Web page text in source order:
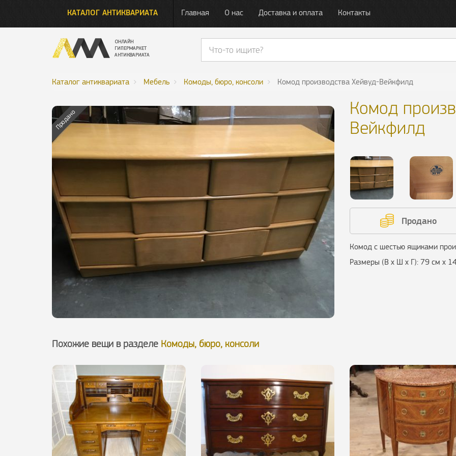
КАТАЛОГ АНТИКВАРИАТА Главная О нас Доставка и оплата Контакты
Каталог антиквариата Мебель Комоды, бюро, консоли Комод производства Хейвуд-Вейкфилд
Продано
Комод
Вейкфилд
Продано
Комод с шестью ящиками
Размеры (В х Ш х Г): 79 см х
Похожие вещи в разделе Комоды, бюро, консоли